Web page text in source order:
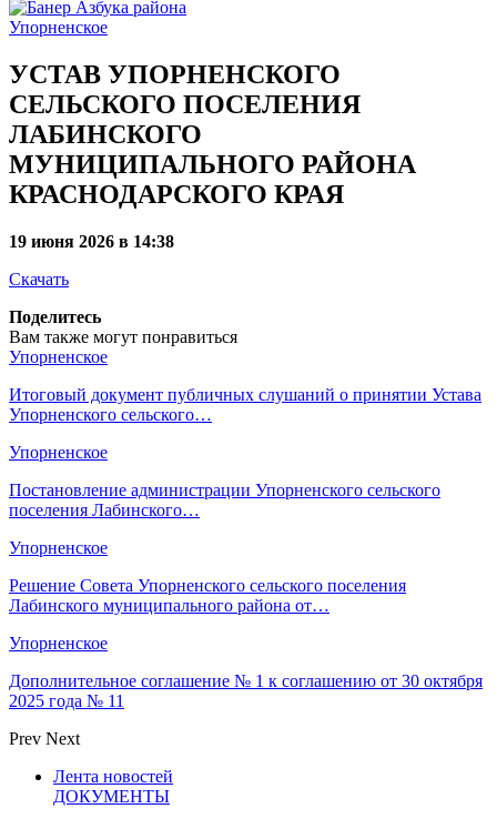
Упорненское
УСТАВ УПОРНЕНСКОГО
СЕЛЬСКОГО ПОСЕЛЕНИЯ
ЛАБИНСКОГО
МУНИЦИПАЛЬНОГО РАЙОНА
КРАСНОДАРСКОГО КРАЯ
19 июня 2026 в 14:38
Скачать
Поделитесь
Вам также могут понравиться
Упорненское
Итоговый документ публичных слушаний о принятии Устава
Упорненского сельского…
Упорненское
Постановление администрации Упорненского сельского
поселения Лабинского…
Упорненское
Решение Совета Упорненского сельского поселения
Лабинского муниципального района от…
Упорненское
Дополнительное соглашение № 1 к соглашению от 30 октября
2025 года № 11
Prev Next
Лента новостей
ДОКУМЕНТЫ